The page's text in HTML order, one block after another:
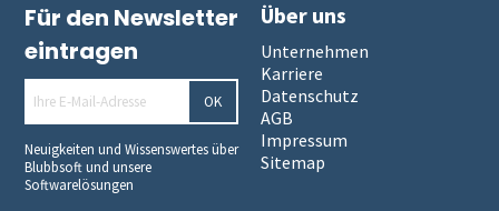
Für den Newsletter
eintragen
OK
Neuigkeiten und Wissenswertes über
Blubbsoft und unsere
Softwarelösungen
Über uns
Unternehmen
Karriere
Datenschutz
AGB
Impressum
Sitemap